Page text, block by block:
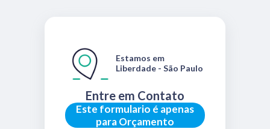
Este formulario é apenas
para Orçamento
Entre em Contato
Estamos em
Liberdade - São Paulo